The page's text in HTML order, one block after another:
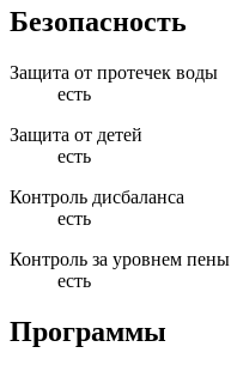
Безопасность
Защита от протечек воды
есть
Защита от детей
есть
Контроль дисбаланса
есть
Контроль за уровнем пены
есть
Программы